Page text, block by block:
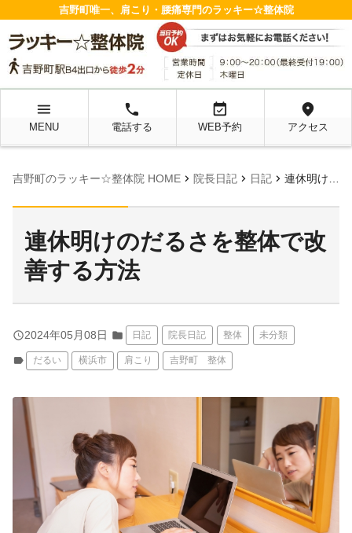
吉野町唯一、肩こり・腰痛専門のラッキー☆整体院
menu
MENU
local_phone
電話する
event_available
WEB予約
location_on
アクセス
吉野町のラッキー☆整体院 HOME chevron_right 院長日記 chevron_right 日記 chevron_right 連休明けのだるさを整体で改善する方法
連休明けのだるさを整体で改
善する方法
query_builder2024年05月08日 folder 日記 院長日記 整体 未分類
label だるい 横浜市 肩こり 吉野町 整体